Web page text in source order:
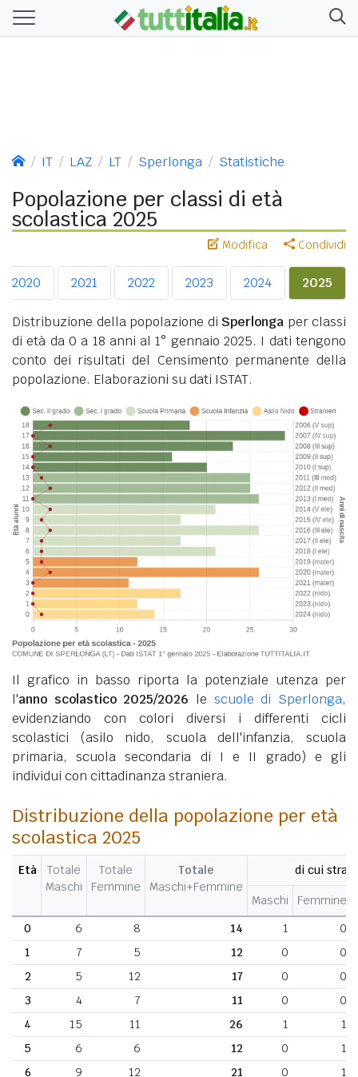
IT LAZ LT Sperlonga Statistiche
Popolazione per classi di età
scolastica 2025
Modifica Condividi
2020 2021 2022 2023 2024 2025
Distribuzione della popolazione di Sperlonga per classi
di età da 0 a 18 anni al 1° gennaio 2025. I dati tengono
conto dei risultati del Censimento permanente della
popolazione. Elaborazioni su dati ISTAT.
Il grafico in basso riporta la potenziale utenza per
l'anno scolastico 2025/2026 le scuole di Sperlonga,
evidenziando con colori diversi i differenti cicli
scolastici (asilo nido, scuola dell'infanzia, scuola
primaria, scuola secondaria di I e II grado) e gli
individui con cittadinanza straniera.
Distribuzione della popolazione per età
scolastica 2025
Età
Totale
Maschi
Totale
Femmine
Totale
Maschi+Femmine
di cui
Maschi Femmine
0
6 8 14 1
0
1
7 5 12 0
0
2
5 12 17 0
0
3
4 7 11 0
0
4
15 11 26 1
1
5
6 6 12 0
1
6
9 12 21 0
1